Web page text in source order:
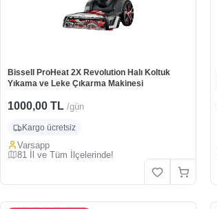
Bissell ProHeat 2X Revolution Halı Koltuk
Yıkama ve Leke Çıkarma Makinesi
1000,00 TL /gün
Kargo ücretsiz
Varsapp
81 İl ve Tüm İlçelerinde!